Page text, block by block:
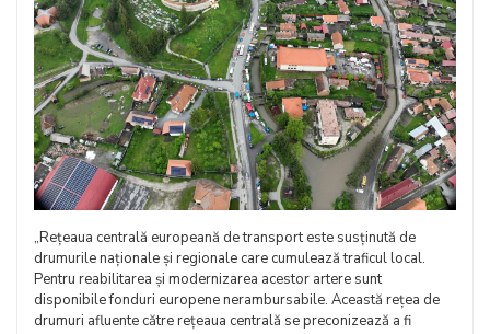
„Rețeaua centrală europeană de transport este susținută de
drumurile naționale și regionale care cumulează traficul local.
Pentru reabilitarea și modernizarea acestor artere sunt
disponibile fonduri europene nerambursabile. Această rețea de
drumuri afluente către rețeaua centrală se preconizează a fi